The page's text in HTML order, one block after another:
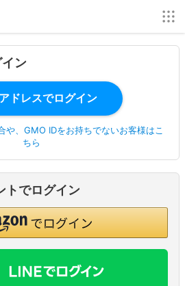
ン
や、GMO IDをお持ちでないお客様はこ
ちら
トでログイン